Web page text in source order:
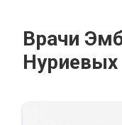
Врачи
Нуриевых